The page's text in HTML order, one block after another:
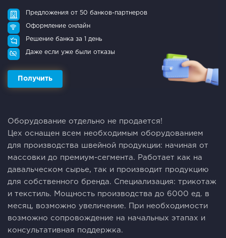
Предложения от 50 банков-партнеров
Оформление онлайн
Решение банка за 1 день
Даже если уже были отказы
Получить
Оборудование отдельно не продается!
Цех оснащен всем необходимым оборудованием
для производства швейной продукции: начиная от
массовки до премиум-сегмента. Работает как на
давальческом сырье, так и производит продукцию
для собственного бренда. Специализация: трикотаж
и текстиль. Мощность производства до 6000 ед. в
месяц, возможно увеличение. При необходимости
возможно сопровождение на начальных этапах и
консультативная поддержка.